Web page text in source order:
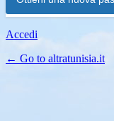
Accedi
← Go to altratunisia.it